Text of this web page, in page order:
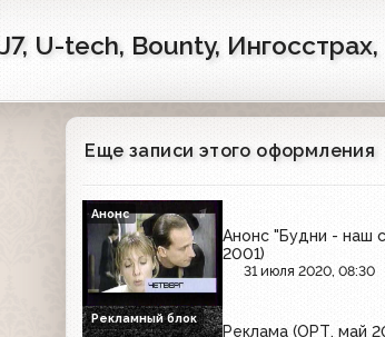
U-tech, Bounty,
Еще записи этого оформления
Анонс "Будни - наш
2001)
31 июля 2020, 08:30
Анонс
Реклама (ОРТ, май
Рекламный блок